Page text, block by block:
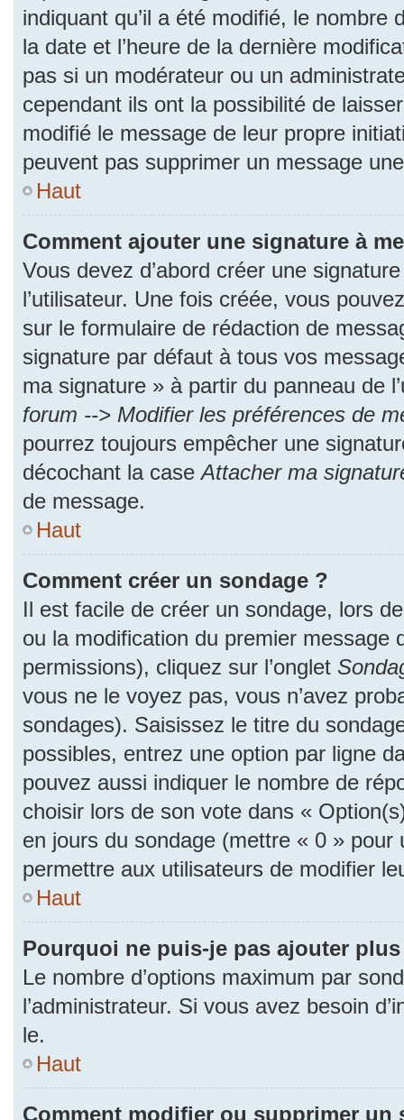
indiquant qu’il a été modifié, le nombre
la date et l’heure de la dernière
pas si un modérateur ou un
cependant ils ont la possibilité de
modifié le message de leur propre
peuvent pas supprimer un message
Haut
Comment ajouter une signature à
Vous devez d’abord créer une
l’utilisateur. Une fois créée, vous
sur le formulaire de rédaction de
signature par défaut à tous vos
ma signature » à partir du panneau de
forum --> Modifier les préférences de
pourrez toujours empêcher une
décochant la caseAttacher ma
de message.
Haut
Comment créer un sondage ?
Il est facile de créer un sondage, lors
ou la modification du premier message
permissions), cliquez sur l’onglet
vous ne le voyez pas, vous n’avez
sondages). Saisissez le titre du
possibles, entrez une option par ligne
pouvez aussi indiquer le nombre de
choisir lors de son vote dans «
en jours du sondage (mettre « 0 » pour
permettre aux utilisateurs de modifier
Haut
Pourquoi ne puis-je pas ajouter
Le nombre d’options maximum par
l’administrateur. Si vous avez besoin
le.
Haut
Comment modifier ou supprimer un